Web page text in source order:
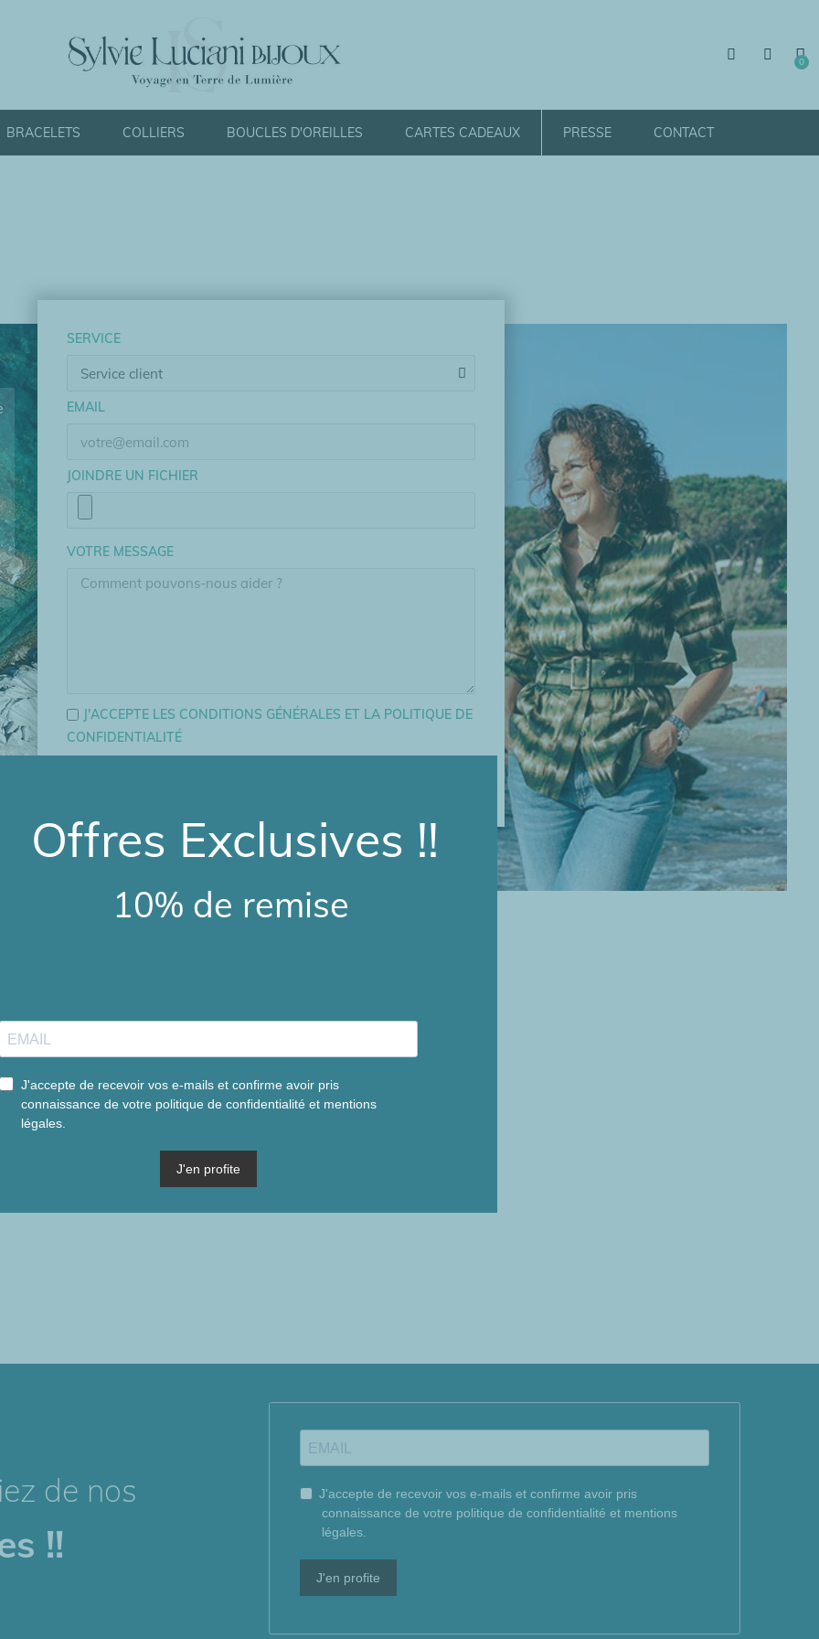
BRACELETS COLLIERS BOUCLES D'OREILLES CARTES CADEAUX PRESSE CONTACT
SERVICE
EMAIL
JOINDRE UN FICHIER
VOTRE MESSAGE
J'ACCEPTE LES CONDITIONS GÉNÉRALES ET LA POLITIQUE DE
CONFIDENTIALITÉ
de nos
!!
J'accepte de recevoir vos e-mails et confirme avoir pris
connaissance de votre politique de confidentialité et mentions
légales.
J'en profite
Offres Exclusives !!
10% de remise